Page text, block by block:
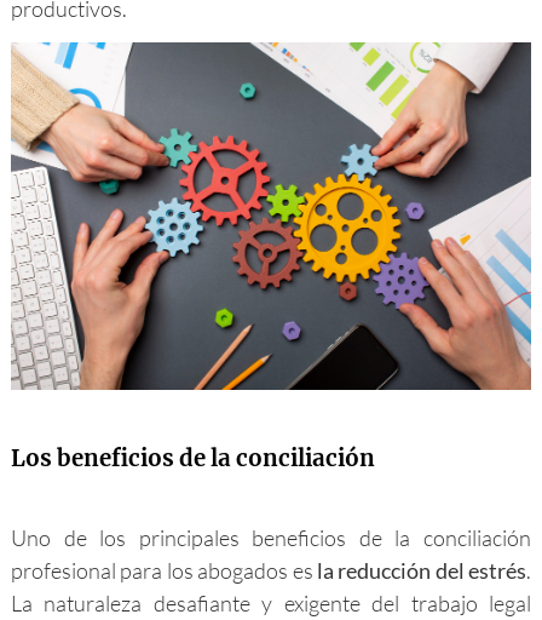
productivos.
Los beneficios de la conciliación
Uno de los principales beneficios de la conciliación
profesional para los abogados es la reducción del estrés.
La naturaleza desafiante y exigente del trabajo legal